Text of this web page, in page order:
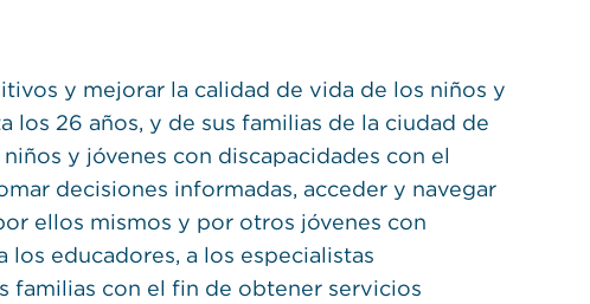
y mejorar la calidad de vida de los niños y
los 26 años, y de sus familias de la ciudad de
y jóvenes con discapacidades con el
decisiones informadas, acceder y navegar
ellos mismos y por otros jóvenes con
los educadores, a los especialistas
familias con el fin de obtener servicios